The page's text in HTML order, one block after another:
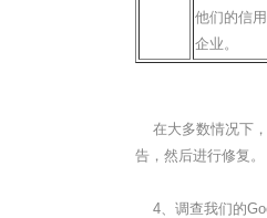
他们的信
企业。
在大多数情况下，
告，然后进行修复。
4、调查我们的